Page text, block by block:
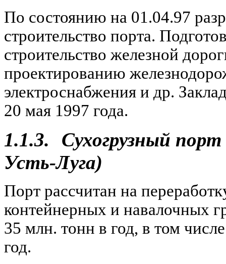
По состоянию на 01.04.97
строительство порта.
строительство железной
проектированию
электроснабжения и др.
20 мая 1997 года.
1.1.3.
Сухогрузный порт
Усть-Луга)
Порт рассчитан на
контейнерных и навалочных
35 млн. тонн в год, в том
год.